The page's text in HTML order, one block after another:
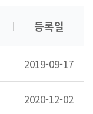
등록일
2019-09-17
2020-12-02